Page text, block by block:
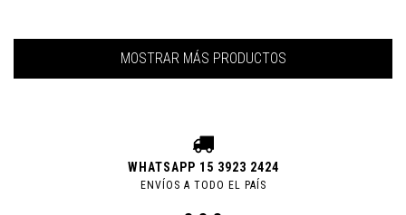
MOSTRAR MÁS PRODUCTOS
WHATSAPP 15 3923 2424
ENVÍOS A TODO EL PAÍS